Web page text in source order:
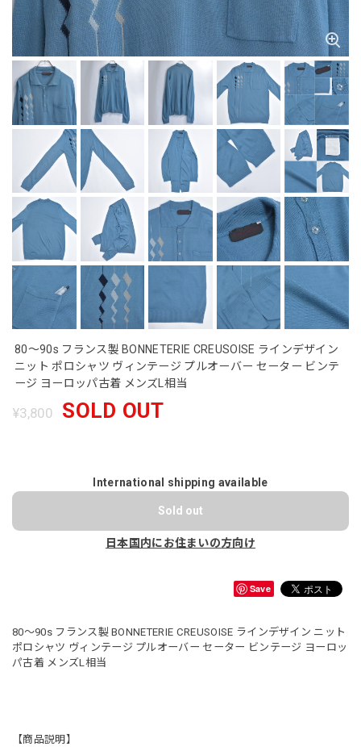
80～90s フランス製 BONNETERIE CREUSOISE ラインデザイン
ニット ポロシャツ ヴィンテージ プルオーバー セーター ビンテ
ージ ヨーロッパ古着 メンズL相当
¥3,800 SOLD OUT
International shipping available
Sold out
日本国内にお住まいの方向け
Save
80〜90s フランス製 BONNETERIE CREUSOISE ラインデザイン ニット
ポロシャツ ヴィンテージ プルオーバー セーター ビンテージ ヨーロッ
パ古着 メンズL相当
【商品説明】